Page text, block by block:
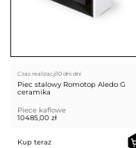
Czas realizacji10 dni dni
Piec stalowy Romotop Aledo G
ceramika
Piece kaflowe
10485,00 zł
Kup teraz